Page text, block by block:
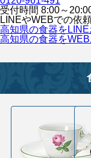
受付時間 8:00～
LINEやWEBでの依
高知県の食器を
高知県の食器を